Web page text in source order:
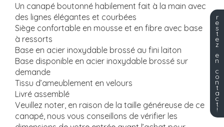
Un canapé boutonné habilement fait à la main avec
des lignes élégantes et courbées
Siège confortable en mousse et en fibre avec base
à ressorts
Base en acier inoxydable brossé au fini laiton
Base disponible en acier inoxydable brossé sur
demande
Tissu d’ameublement en velours
Livré assemblé
Veuillez noter, en raison de la taille généreuse de ce
canapé, nous vous conseillons de vérifier les
r
e
s
t
e
z
e
n
c
o
n
t
a
c
t
!